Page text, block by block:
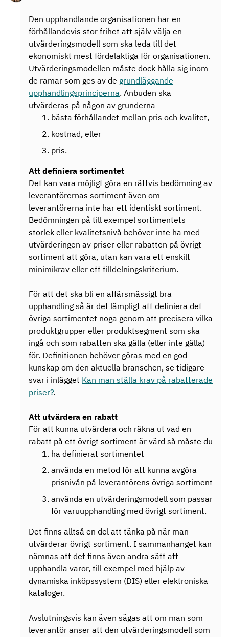
Den upphandlande organisationen har en
förhållandevis stor frihet att själv välja en
utvärderingsmodell som ska leda till det
ekonomiskt mest fördelaktiga för organisationen.
Utvärderingsmodellen måste dock hålla sig inom
de ramar som ges av de grundläggande
upphandlingsprinciperna. Anbuden ska
utvärderas på någon av grunderna
bästa förhållandet mellan pris och kvalitet,
kostnad, eller
pris.
Att definiera sortimentet
Det kan vara möjligt göra en rättvis bedömning av
leverantörernas sortiment även om
leverantörerna inte har ett identiskt sortiment.
Bedömningen på till exempel sortimentets
storlek eller kvalitetsnivå behöver inte ha med
utvärderingen av priser eller rabatten på övrigt
sortiment att göra, utan kan vara ett enskilt
minimikrav eller ett tilldelningskriterium.
För att det ska bli en affärsmässigt bra
upphandling så är det lämpligt att definiera det
övriga sortimentet noga genom att precisera vilka
produktgrupper eller produktsegment som ska
ingå och som rabatten ska gälla (eller inte gälla)
för. Definitionen behöver göras med en god
kunskap om den aktuella branschen, se tidigare
svar i inlägget Kan man ställa krav på rabatterade
priser?.
Att utvärdera en rabatt
För att kunna utvärdera och räkna ut vad en
rabatt på ett övrigt sortiment är värd så måste du
ha definierat sortimentet
använda en metod för att kunna avgöra
prisnivån på leverantörens övriga sortiment
använda en utvärderingsmodell som passar
för varuupphandling med övrigt sortiment.
Det finns alltså en del att tänka på när man
utvärderar övrigt sortiment. I sammanhanget kan
nämnas att det finns även andra sätt att
upphandla varor, till exempel med hjälp av
dynamiska inköpssystem (DIS) eller elektroniska
kataloger.
Avslutningsvis kan även sägas att om man som
leverantör anser att den utvärderingsmodell som